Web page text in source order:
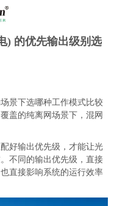
) 的优先输出级别选
景下选哪种工作模式比较
盖的纯离网场景下，混网
好输出优先级，才能让光
不同的输出优先级，直接
直接影响系统的运行效率